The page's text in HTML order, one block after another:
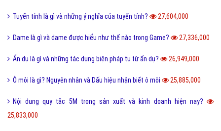
Tuyến tính là gì và những ý nghĩa của tuyến tính? 27,604,000
Dame là gì và dame được hiểu như thế nào trong Game? 27,336,000
Ẩn dụ là gì và những tác dụng biện pháp tu từ ẩn dụ? 26,949,000
Ô môi là gì? Nguyên nhân và Dấu hiệu nhận biết ô môi 25,885,000
Nội dung quy tắc 5M trong sản xuất và kinh doanh hiện nay?
25,833,000